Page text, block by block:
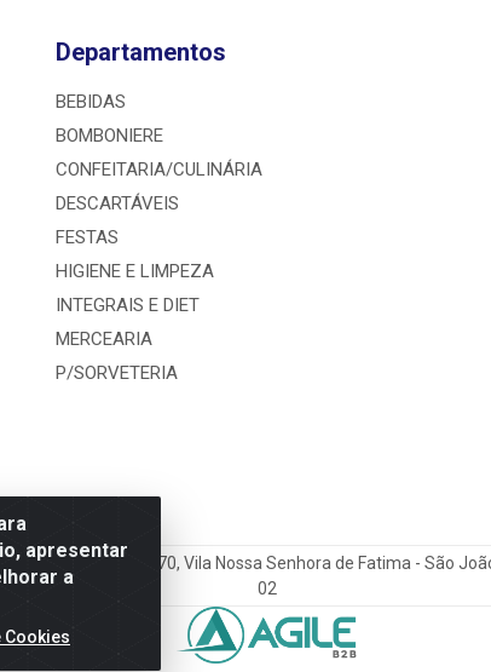
apresentar
a
Cookies
Departamentos
BEBIDAS
BOMBONIERE
CONFEITARIA/CULINÁRIA
DESCARTÁVEIS
FESTAS
HIGIENE E LIMPEZA
INTEGRAIS E DIET
MERCEARIA
P/SORVETERIA
Sacramento Torga 70, Vila Nossa Senhora de Fatima - São
02